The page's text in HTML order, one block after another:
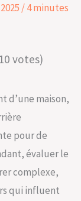
/4 minutes
votes)
d’une maison,
pour de
évaluer le
complexe,
qui influent